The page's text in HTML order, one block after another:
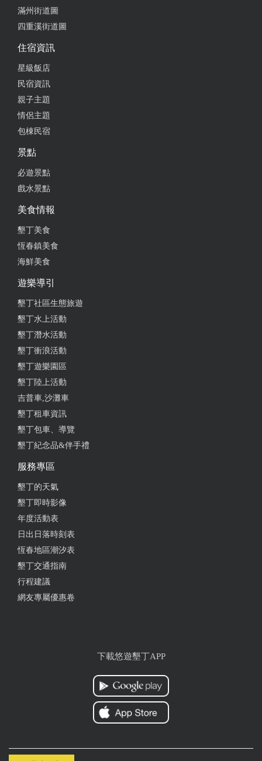
滿州街道圖
四重溪街道圖
住宿資訊
星級飯店
民宿資訊
親子主題
情侶主題
包棟民宿
景點
必遊景點
戲水景點
美食情報
墾丁美食
恆春鎮美食
海鮮美食
遊樂導引
墾丁社區生態旅遊
墾丁水上活動
墾丁潛水活動
墾丁衝浪活動
墾丁遊樂園區
墾丁陸上活動
吉普車,沙灘車
墾丁租車資訊
墾丁包車、導覽
墾丁紀念品&伴手禮
服務專區
墾丁的天氣
墾丁即時影像
年度活動表
日出日落時刻表
恆春地區潮汐表
墾丁交通指南
行程建議
網友專屬優惠卷
下載悠遊墾丁APP